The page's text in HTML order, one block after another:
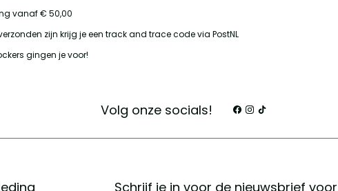
vanaf € 50,00
zijn krijg je een track and trace code via PostNL
gingen je voor!
Volg onze socials!
Schrijf je in voor de nieuwsbrief